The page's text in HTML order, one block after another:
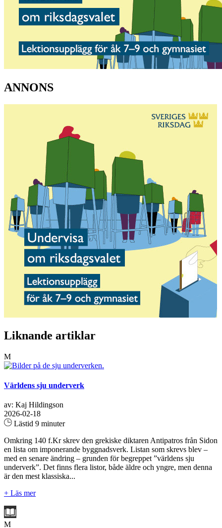
ANNONS
Liknande artiklar
M
Världens sju underverk
av: Kaj Hildingson
2026-02-18
Lästid 9 minuter
Omkring 140 f.Kr skrev den grekiske diktaren Antipatros från Sidon
en lista om imponerande byggnadsverk. Listan som skrevs blev –
med en senare ändring – grunden för begreppet ”världens sju
underverk”. Det finns flera listor, både äldre och yngre, men denna
är den mest klassiska...
+ Läs mer
M